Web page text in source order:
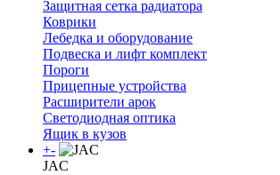
Защитная сетка радиатора
Коврики
Лебедка и оборудование
Подвеска и лифт комплект
Пороги
Прицепные устройства
Расширители арок
Светодиодная оптика
Ящик в кузов
+-
JAC